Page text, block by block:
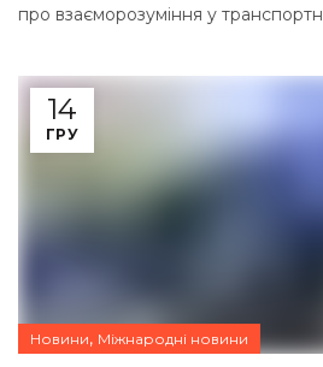
про взаєморозуміння у
14
ГРУ
Новини, Міжнародні новини